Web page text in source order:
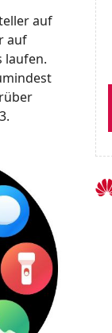
auf
auf
laufen.